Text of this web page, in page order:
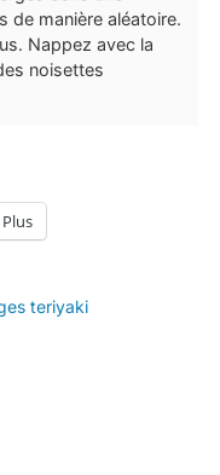
de manière aléatoire.
Nappez avec la
noisettes
Plus
teriyaki